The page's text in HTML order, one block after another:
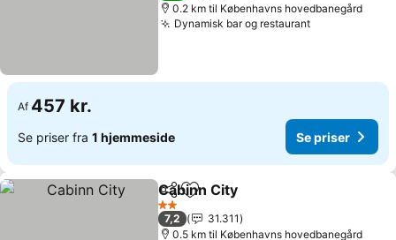
0.2 km til Københavns hovedbanegård
Dynamisk bar og restaurant
Af 457 kr.
Se priser fra 1 hjemmeside Se priser
Del Føj til favoritter
Cabinn City
2 Stjerner
7,2
31.311
0.5 km til Københavns hovedbanegård